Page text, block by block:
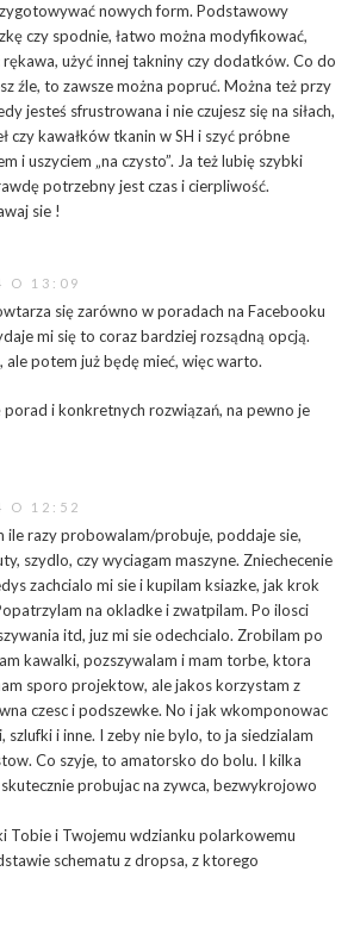
nowych form. Podstawowy
czy spodnie, łatwo można modyfikować,
rękawa, użyć innej takniny czy dodatków. Co do
źle, to zawsze można popruć. Można też przy
jesteś sfrustrowana i nie czujesz się na siłach,
czy kawałków tkanin w SH i szyć próbne
i uszyciem „na czysto”. Ja też lubię szybki
potrzebny jest czas i cierpliwość.
sie !
O 13:09
się zarówno w poradach na Facebooku
mi się to coraz bardziej rozsądną opcją.
ale potem już będę mieć, więc warto.
i konkretnych rozwiązań, na pewno je
O 12:52
ile razy probowalam/probuje, poddaje sie,
szydlo, czy wyciagam maszyne. Zniechecenie
zachcialo mi sie i kupilam ksiazke, jak krok
na okladke i zwatpilam. Po ilosci
itd, juz mi sie odechcialo. Zrobilam po
kawalki, pozszywalam i mam torbe, ktora
sporo projektow, ale jakos korzystam z
czesc i podszewke. No i jak wkomponowac
i inne. I zeby nie bylo, to ja siedzialam
Co szyje, to amatorsko do bolu. I kilka
probujac na zywca, bezwykrojowo
Tobie i Twojemu wdzianku polarkowemu
schematu z dropsa, z ktorego